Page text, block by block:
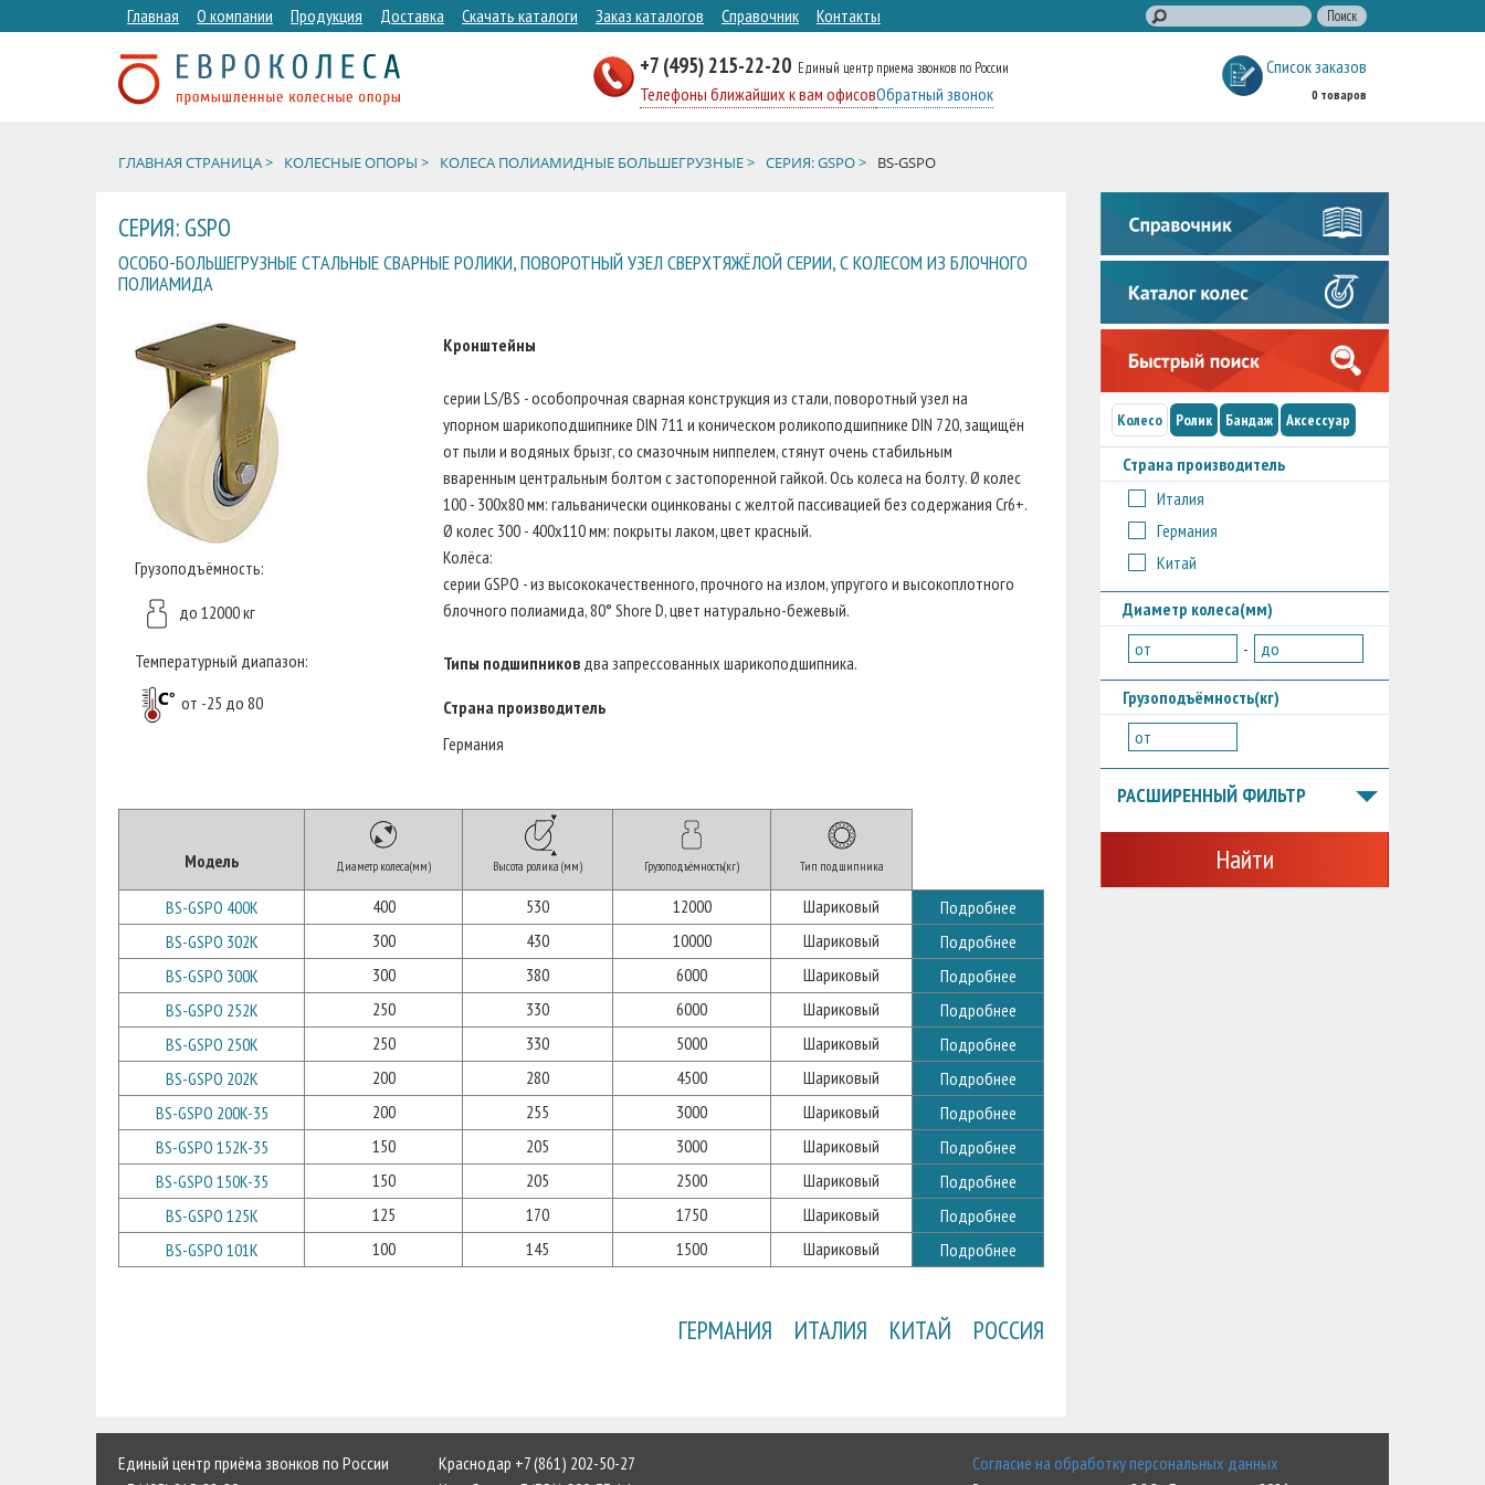
Главная О компании Продукция Доставка Скачать каталоги Заказ каталогов Справочник Контакты
+7 (495) 215-22-20 Единый центр приема звонков по России
Телефоны ближайших к вам офисовОбратный звонок
Список заказов
0 товаров
ГЛАВНАЯ СТРАНИЦА > КОЛЕСНЫЕ ОПОРЫ > КОЛЕСА ПОЛИАМИДНЫЕ БОЛЬШЕГРУЗНЫЕ > СЕРИЯ: GSPO > BS-GSPO
СЕРИЯ: GSPO
ОСОБО-БОЛЬШЕГРУЗНЫЕ СТАЛЬНЫЕ СВАРНЫЕ РОЛИКИ, ПОВОРОТНЫЙ УЗЕЛ СВЕРХТЯЖЁЛОЙ СЕРИИ, С КОЛЕСОМ ИЗ БЛОЧНОГО
ПОЛИАМИДА
Грузоподъёмность:
до 12000 кг
Температурный диапазон:
от -25 до 80
Кронштейны
серии LS/BS - особопрочная сварная конструкция из стали, поворотный узел на
упорном шарикоподшипнике DIN 711 и коническом роликоподшипнике DIN 720, защищён
от пыли и водяных брызг, со смазочным ниппелем, стянут очень стабильным
вваренным центральным болтом с застопоренной гайкой. Ось колеса на болту. Ø колес
100 - 300х80 мм: гальванически оцинкованы с желтой пассивацией без содержания Cr6+.
Ø колес 300 - 400х110 мм: покрыты лаком, цвет красный.
Колёса:
серии GSPO - из высококачественного, прочного на излом, упругого и высокоплотного
блочного полиамида, 80° Shore D, цвет натурально-бежевый.
Типы подшипников два запрессованных шарикоподшипника.
Страна производитель
Германия
Модель Диаметр колеса(мм) Высота ролика (мм) Грузоподъёмность(кг) Тип подшипника
BS-GSPO 400K 400 530 12000 Шариковый
Подробнее
BS-GSPO 302K
300 430 10000 Шариковый
Подробнее
BS-GSPO 300K
300 380 6000 Шариковый
Подробнее
BS-GSPO 252K
250 330 6000 Шариковый
Подробнее
BS-GSPO 250K
250 330 5000 Шариковый
Подробнее
BS-GSPO 202K
200 280 4500 Шариковый
Подробнее
BS-GSPO 200K-35
200 255 3000 Шариковый
Подробнее
BS-GSPO 152K-35
150 205 3000 Шариковый
Подробнее
BS-GSPO 150K-35
150 205 2500 Шариковый
Подробнее
BS-GSPO 125K
125 170 1750 Шариковый
Подробнее
BS-GSPO 101K
100 145 1500 Шариковый Подробнее
ГЕРМАНИЯ ИТАЛИЯ КИТАЙ РОССИЯ
Колесо Ролик Бандаж Аксессуар
Страна производитель
Италия
Германия
Китай
Диаметр колеса(мм)
от
- до
Грузоподъёмность(кг)
от
РАСШИРЕННЫЙ ФИЛЬТР
Найти
Единый центр приёма звонков по России
Краснодар +7 (861) 202-50-27
Согласие на обработку персональных данных